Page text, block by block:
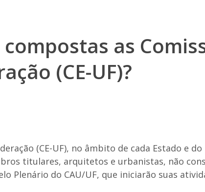
as
(CE-UF)?
(CE-UF), no âmbito de cada Estado e
titulares, arquitetos e urbanistas, não
Plenário do CAU/UF, que iniciarão suas